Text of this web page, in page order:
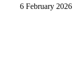
6 February 2026